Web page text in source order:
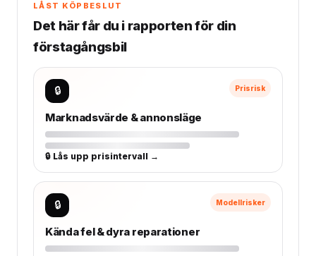
LÅST KÖPBESLUT
Det här får du i rapporten för din
förstagångsbil
🔒 Prisrisk
Marknadsvärde & annonsläge
🔒 Lås upp prisintervall →
🔒 Modellrisker
Kända fel & dyra reparationer